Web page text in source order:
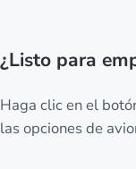
¿Listo para
Haga clic en el
las opciones de